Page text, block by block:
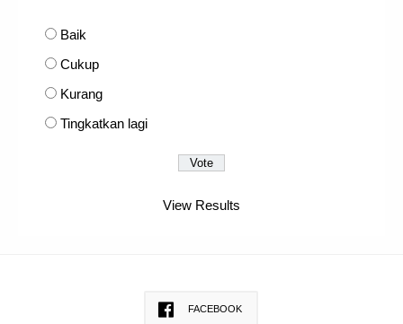
Baik
Cukup
Kurang
Tingkatkan lagi
View Results
FACEBOOK